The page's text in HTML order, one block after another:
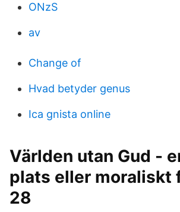
ONzS
av
Change of
Hvad betyder genus
Ica gnista online
Världen utan Gud -
plats eller moraliskt
28